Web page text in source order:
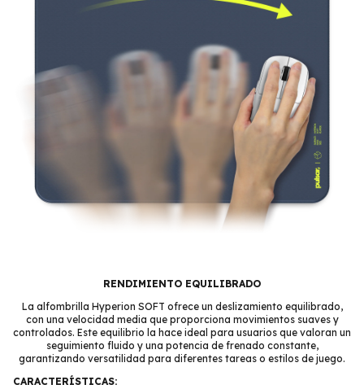
RENDIMIENTO EQUILIBRADO
La alfombrilla Hyperion SOFT ofrece un deslizamiento equilibrado,
con una velocidad media que proporciona movimientos suaves y
controlados. Este equilibrio la hace ideal para usuarios que valoran un
seguimiento fluido y una potencia de frenado constante,
garantizando versatilidad para diferentes tareas o estilos de juego.
CARACTERÍSTICAS: